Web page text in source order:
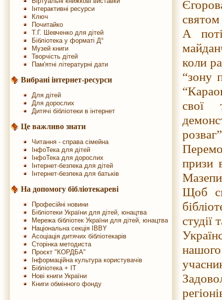
Інтерактивні ресурси
Ключ
Почитайко
Т.Г. Шевченко для дітей
Бібліотека у форматі Д°
Музей книги
Творчість дітей
Пам'ятні літературні дати
Вибрані інтернет-ресурси
Для дітей
Для дорослих
Дитячі бібліотеки в інтернет
Це важливо знати
Читання - справа сімейна
ІнфоТека для дітей
ІнфоТека для дорослих
Інтернет-безпека для дітей
Інтернет-безпека для батьків
На допомогу бібліотекареві
Професійні новини
Бібліотеки України для дітей, юнацтва
Мережа бібліотек України для дітей, юнацтва
Національна секція IBBY
Асоціація дитячих бібліотекарів
Сторінка методиста
Проєкт "КОРДБА"
Інформаційна культура користувачів
Бібліотека + IT
Нові книги України
Книги обмінного фонду
А
коли
“зону
свої
призи
Щоб